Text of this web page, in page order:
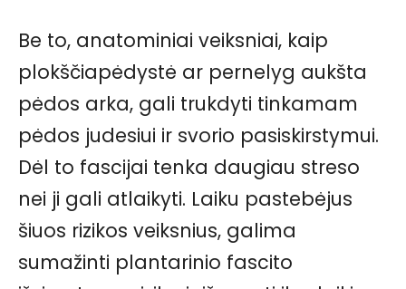
Be to, anatominiai veiksniai, kaip
plokščiapėdystė ar pernelyg aukšta
pėdos arka, gali trukdyti tinkamam
pėdos judesiui ir svorio pasiskirstymui.
Dėl to fascijai tenka daugiau streso
nei ji gali atlaikyti. Laiku pastebėjus
šiuos rizikos veiksnius, galima
sumažinti plantarinio fascito